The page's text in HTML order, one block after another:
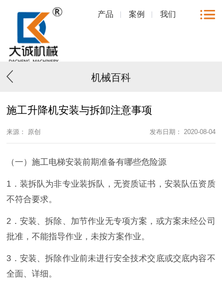
产品 案例 我们
机械百科
施工升降机安装与拆卸注意事项
来源： 原创 发布日期： 2020-08-04
（一）施工电梯安装前期准备有哪些危险源
1．装拆队为非专业装拆队，无资质证书，安装队伍资质
不符合要求。
2．安装、拆除、加节作业无专项方案，或方案未经公司
批准，不能指导作业，未按方案作业。
3．安装、拆除作业前未进行安全技术交底或交底内容不
全面、详细。